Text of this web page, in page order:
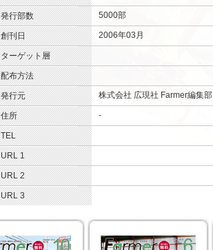
発行部数 5000部
創刊日 2006年03月
ターゲット層
配布方法
発行元 株式会社 広現社 Farmer編集部
住所 -
TEL
URL 1
URL 2
URL 3